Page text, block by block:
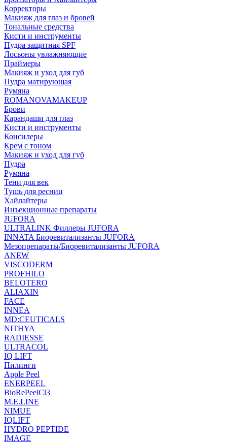
Корректоры
Макияж для глаз и бровей
Тональные средства
Кисти и инструменты
Пудра защитная SPF
Лосьоны увлажняющие
Праймеры
Макияж и уход для губ
Пудра матирующая
Румяна
ROMANOVAMAKEUP
Брови
Карандаши для глаз
Кисти и инструменты
Консилеры
Крем с тоном
Макияж и уход для губ
Пудра
Румяна
Тени для век
Тушь для ресниц
Хайлайтеры
Инъекционные препараты
JUFORA
ULTRALINK Филлеры JUFORA
INNATA Биоревитализанты JUFORA
Мезопрепараты/Биоревитализанты JUFORA
ANEW
VISCODERM
PROFHILO
BELOTERO
ALIAXIN
FACE
INNEA
MD:CEUTICALS
NITHYA
RADIESSE
ULTRACOL
IQ LIFT
Пилинги
Apple Peel
ENERPEEL
BioRePeelCl3
M.E.LINE
NIMUE
IQLIFT
HYDRO PEPTIDE
IMAGE